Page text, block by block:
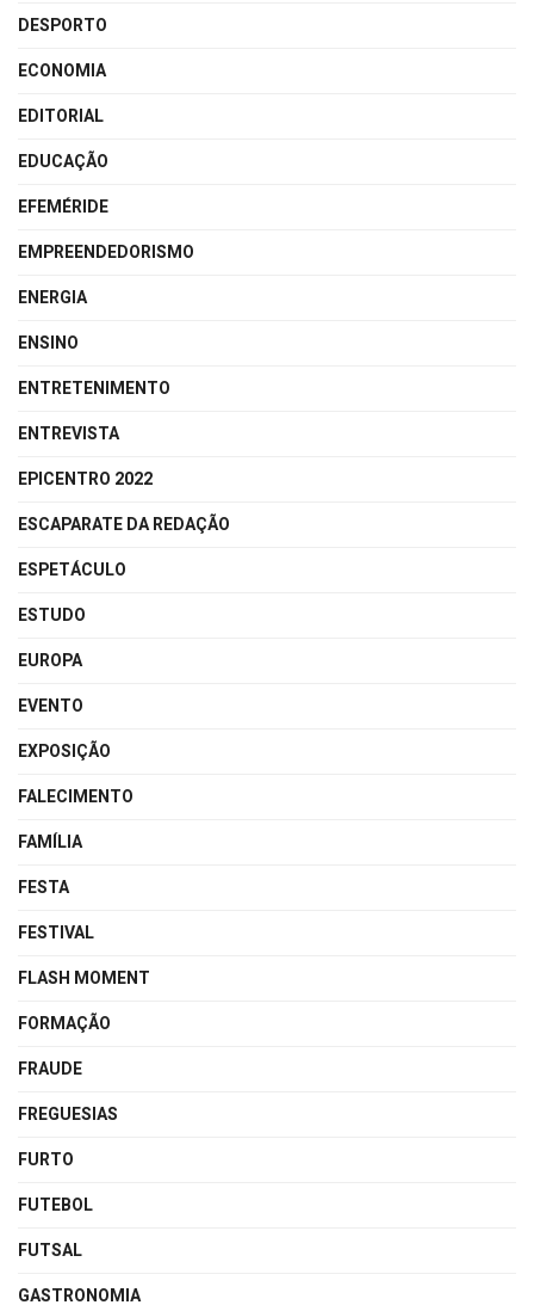
DESPORTO
ECONOMIA
EDITORIAL
EDUCAÇÃO
EFEMÉRIDE
EMPREENDEDORISMO
ENERGIA
ENSINO
ENTRETENIMENTO
ENTREVISTA
EPICENTRO 2022
ESCAPARATE DA REDAÇÃO
ESPETÁCULO
ESTUDO
EUROPA
EVENTO
EXPOSIÇÃO
FALECIMENTO
FAMÍLIA
FESTA
FESTIVAL
FLASH MOMENT
FORMAÇÃO
FRAUDE
FREGUESIAS
FURTO
FUTEBOL
FUTSAL
GASTRONOMIA